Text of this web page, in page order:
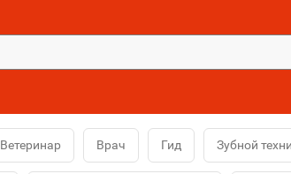
Ветеринар Врач Гид Зубной